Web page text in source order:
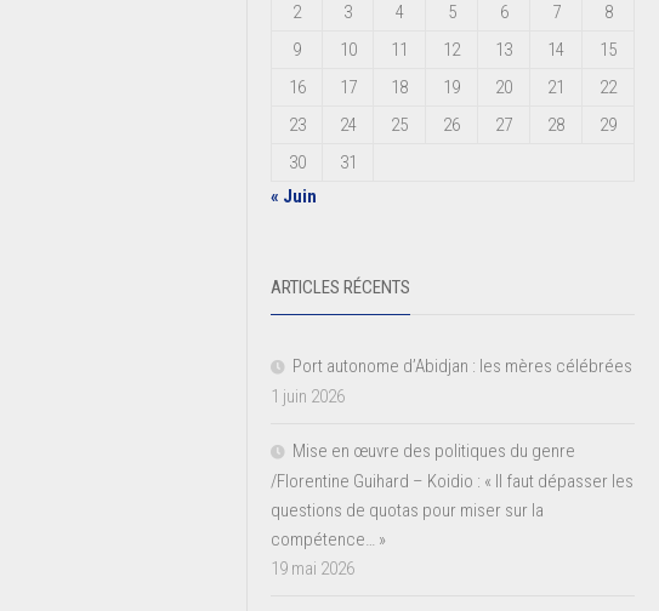
2
3 4 5 6 7
8
9
10 11 12 13 14
15
16
17 18 19 20 21
22
23
24 25 26 27 28
29
30
31
« Juin
ARTICLES RÉCENTS
Port autonome d’Abidjan : les mères célébrées
1 juin 2026
Mise en œuvre des politiques du genre
/Florentine Guihard – Koidio : « Il faut dépasser les
questions de quotas pour miser sur la
compétence… »
19 mai 2026